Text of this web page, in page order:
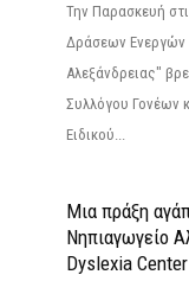
Την Παρασκευή
Δράσεων Ενεργών
Αλεξάνδρειας"
Συλλόγου Γονέων
Ειδικού...
Μια πράξη
Νηπιαγωγείο
Dyslexia